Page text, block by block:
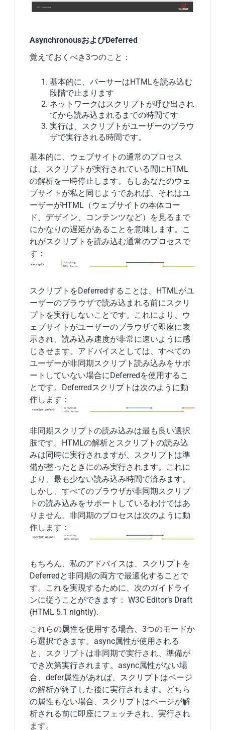
AsynchronousおよびDeferred
覚えておくべき3つのこと：
基本的に、パーサーはHTMLを読み込む
段階で止まります
ネットワークはスクリプトが呼び出され
てから読み込まれるまでの時間です
実行は、スクリプトがユーザーのブラウ
ザで実行される時間です。
基本的に、ウェブサイトの通常のプロセス
は、スクリプトが実行されている間にHTML
の解析を一時停止します。もしあなたのウェ
ブサイトが私と同じようであれば、それはユ
ーザーがHTML（ウェブサイトの本体コー
ド、デザイン、コンテンツなど）を見るまで
にかなりの遅延があることを意味します。こ
れがスクリプトを読み込む通常のプロセスで
す：
スクリプトをDeferredすることは、HTMLがユ
ーザーのブラウザで読み込まれる前にスクリ
プトを実行しないことです。これにより、ウ
ェブサイトがユーザーのブラウザで即座に表
示され、読み込み速度が非常に速いように感
じさせます。アドバイスとしては、すべての
ユーザーが非同期スクリプト読み込みをサポ
ートしていない場合にDeferredを使用するこ
とです。Deferredスクリプトは次のように動
作します：
非同期スクリプトの読み込みは最も良い選択
肢です。HTMLの解析とスクリプトの読み込
みは同時に実行されますが、スクリプトは準
備が整ったときにのみ実行されます。これに
より、最も少ない読み込み時間で済みます。
しかし、すべてのブラウザが非同期スクリプ
トの読み込みをサポートしているわけではあ
りません。非同期のプロセスは次のように動
作します：
もちろん、私のアドバイスは、スクリプトを
Deferredと非同期の両方で最適化することで
す。これを実現するために、次のガイドライ
ンに従うことができます：W3C Editor’s Draft
(HTML 5.1 nightly).
これらの属性を使用する場合、3つのモードか
ら選択できます。async属性が使用される
と、スクリプトは非同期で実行され、準備が
でき次第実行されます。async属性がない場
合、defer属性があれば、スクリプトはページ
の解析が終了した後に実行されます。どちら
の属性もない場合、スクリプトはページが解
析される前に即座にフェッチされ、実行され
ます。